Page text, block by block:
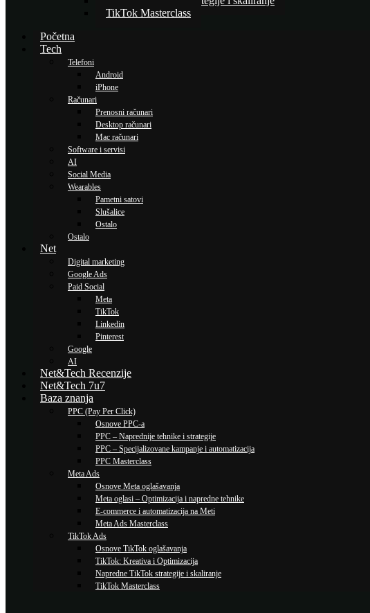
TikTok Masterclass
Početna
Tech
Telefoni
Android
iPhone
Računari
Prenosni računari
Desktop računari
Mac računari
Software i servisi
AI
Social Media
Wearables
Pametni satovi
Slušalice
Ostalo
Ostalo
Net
Digital marketing
Google Ads
Paid Social
Meta
TikTok
Linkedin
Pinterest
Google
AI
Net&Tech Recenzije
Net&Tech 7u7
Baza znanja
PPC (Pay Per Click)
Osnove PPC-a
PPC – Naprednije tehnike i strategije
PPC – Specijalizovane kampanje i automatizacija
PPC Masterclass
Meta Ads
Osnove Meta oglašavanja
Meta oglasi – Optimizacija i napredne tehnike
E-commerce i automatizacija na Meti
Meta Ads Masterclass
TikTok Ads
Osnove TikTok oglašavanja
TikTok: Kreativa i Optimizacija
Napredne TikTok strategije i skaliranje
TikTok Masterclass